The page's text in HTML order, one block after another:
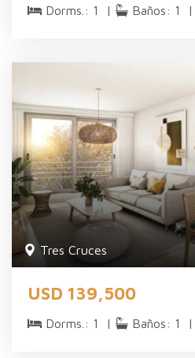
Dorms.: 1 | Baños: 1 |
Tres Cruces
USD 139,500
Dorms.: 1 | Baños: 1 |